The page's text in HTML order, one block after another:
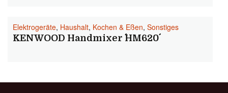
Elektrogeräte, Haushalt, Kochen & Eßen, Sonstiges
KENWOOD Handmixer ´´HM620´´